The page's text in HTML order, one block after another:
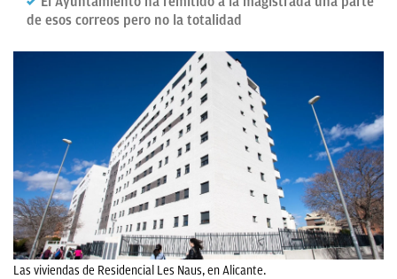
de esos correos pero no la totalidad
Las viviendas de Residencial Les Naus, en Alicante.